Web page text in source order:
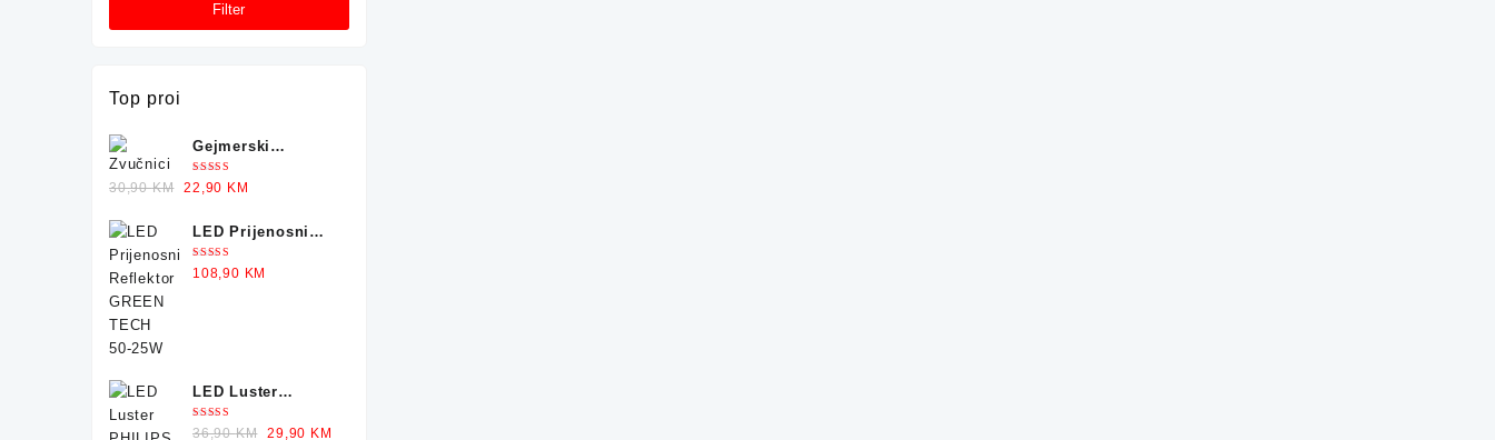
Filter
Top proi
Gejmerski
Zvučnici sa
Osvjetljenjem X-
Ocjenjeno
5.00od 5
30,90KM
Original
was:
30,90 KM.
22,90 KM
is:
LED Prijenosni
Reflektor GREEN
TECH 50-25W
Ocjenjeno
5.00od 5
108,90 KM
LED Luster
PHILIPS 8W 4000K
Ocjenjeno
36,90KM
Original
29,90 KM